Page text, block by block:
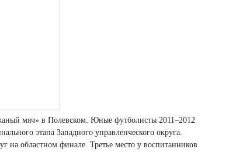
мяч» в Полевском. Юные футболисты 2011–2012
этапа Западного управленческого округа.
областном финале. Третье место у воспитанников